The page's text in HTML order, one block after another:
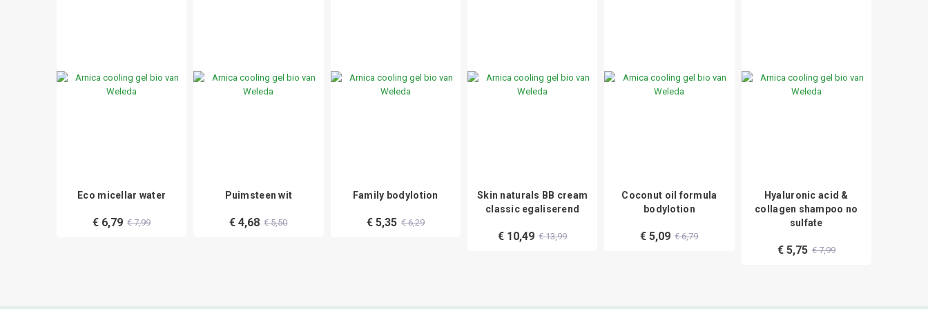
Eco micellar water
€ 6,79 € 7,99
Puimsteen wit
€ 4,68 € 5,50
Family bodylotion
€ 5,35 € 6,29
Skin naturals BB cream
classic egaliserend
€ 10,49 € 13,99
Coconut oil formula
bodylotion
€ 5,09 € 6,79
Hyaluronic acid &
collagen shampoo no
sulfate
€ 5,75 € 7,99